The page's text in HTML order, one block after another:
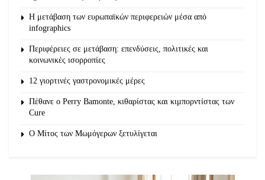
Η μετάβαση των ευρωπαϊκών περιφερειών μέσα από
infographics
Περιφέρειες σε μετάβαση: επενδύσεις, πολιτικές και
κοινωνικές ισορροπίες
12 γιορτινές γαστρονομικές μέρες
Πέθανε ο Perry Bamonte, κιθαρίστας και κιμπορντίστας των
Cure
O Μίτος των Μωμόγερων ξετυλίγεται